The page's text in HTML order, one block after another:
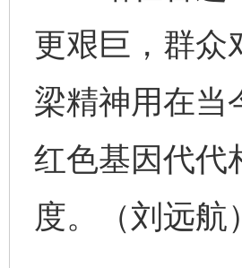
更艰巨，群众
梁精神用在当
红色基因代代
度。（刘远航）
完善运行机制助力责任有效落实